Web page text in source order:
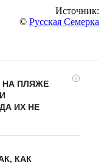
Источник:
© Русская Семерка
i
НА ПЛЯЖЕ
ИХ НЕ
КАК